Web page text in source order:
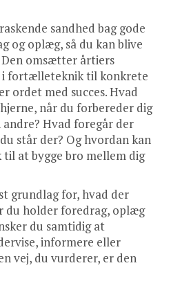
sandhed bag gode
og oplæg, så du kan blive
omsætter årtiers
i fortælleteknik til konkrete
ordet med succes. Hvad
når du forbereder dig
Hvad foregår der
står der? Og hvordan kan
at bygge bro mellem dig
grundlag for, hvad der
du holder foredrag, oplæg
du samtidig at
informere eller
vej, du vurderer, er den